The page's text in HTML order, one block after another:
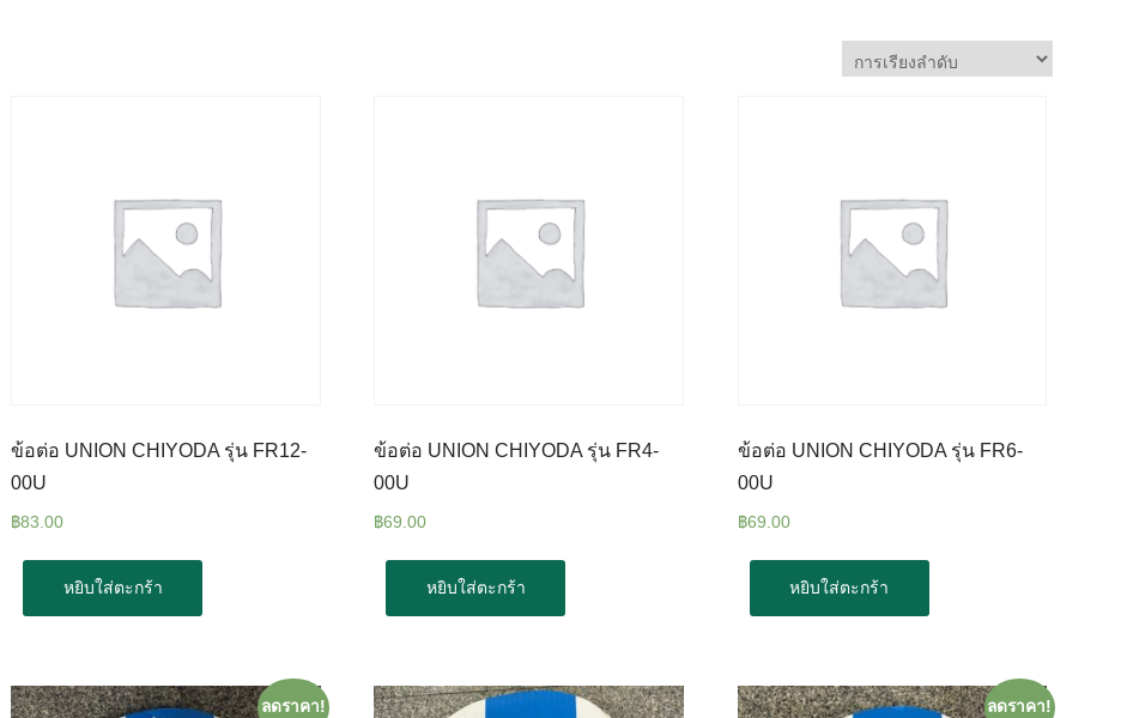
ข้อต่อ UNION CHIYODA รุ่น FR12-
00U
฿83.00
หยิบใส่ตะกร้า
ข้อต่อ UNION CHIYODA รุ่น FR4-
00U
฿69.00
หยิบใส่ตะกร้า
ข้อต่อ UNION CHIYODA รุ่น FR6-
00U
฿69.00
หยิบใส่ตะกร้า
ลดราคา! ลดราคา!